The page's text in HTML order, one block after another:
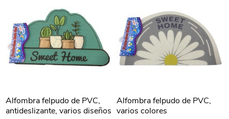
Alfombra felpudo de PVC,
antideslizante, varios diseños
Alfombra felpudo de PVC,
varios colores